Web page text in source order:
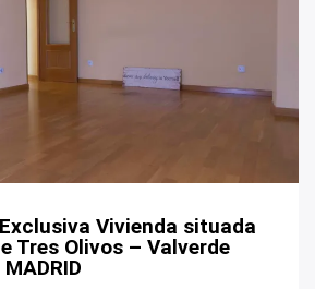
Exclusiva Vivienda situada
Tres Olivos – Valverde